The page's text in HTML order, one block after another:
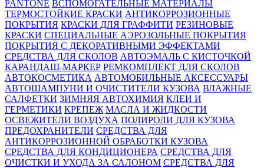
PANTONE ВСПОМОГАТЕЛЬНЫЕ МАТЕРИАЛЫ
ТЕРМОСТОЙКИЕ КРАСКИ АНТИКОРРОЗИОННЫЕ
ПОКРЫТИЯ КРАСКИ ДЛЯ ГРАФФИТИ РЕЗИНОВЫЕ
КРАСКИ СПЕЦИАЛЬНЫЕ АЭРОЗОЛЬНЫЕ ПОКРЫТИЯ
ПОКРЫТИЯ С ДЕКОРАТИВНЫМИ ЭФФЕКТАМИ
СРЕДСТВА ДЛЯ СКОЛОВ АВТОЭМАЛЬ С КИСТОЧКОЙ
КАРАНДАШ-МАРКЕР РЕМКОМПЛЕКТ ДЛЯ СКОЛОВ
АВТОКОСМЕТИКА АВТОМОБИЛЬНЫЕ АКСЕССУАРЫ
АВТОШАМПУНИ И ОЧИСТИТЕЛИ КУЗОВА ВЛАЖНЫЕ
САЛФЕТКИ ЗИМНЯЯ АВТОХИМИЯ КЛЕИ И
ГЕРМЕТИКИ КРЕПЕЖ МАСЛА И ЖИДКОСТИ
ОСВЕЖИТЕЛИ ВОЗДУХА ПОЛИРОЛИ ДЛЯ КУЗОВА
ПРЕДОХРАНИТЕЛИ СРЕДСТВА ДЛЯ
АНТИКОРРОЗИОННОЙ ОБРАБОТКИ КУЗОВА
СРЕДСТВА ДЛЯ КОНДИЦИОНЕРА СРЕДСТВА ДЛЯ
ОЧИСТКИ И УХОДА ЗА САЛОНОМ СРЕДСТВА ДЛЯ